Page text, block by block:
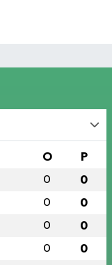
O P
0 0
0 0
0 0
0 0